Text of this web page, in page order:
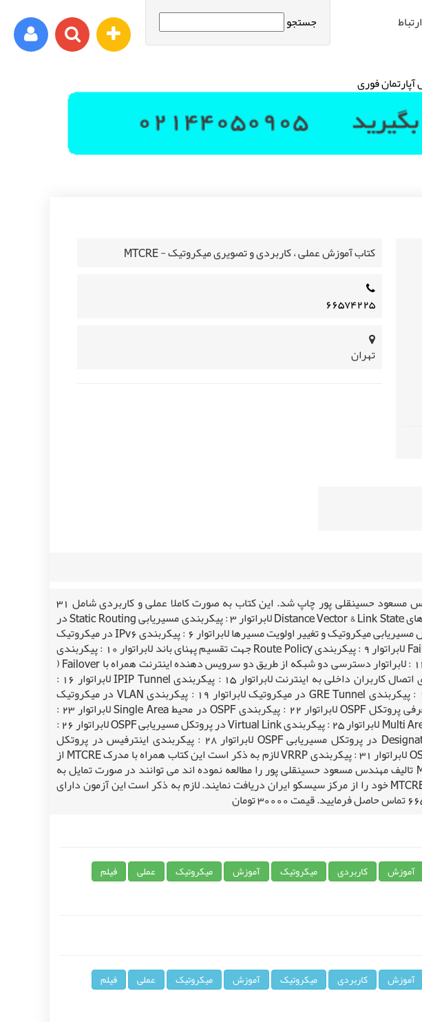
ارتباط
جستجو
برای مثال : xyz@yahoo.com
ثبت نامفراموشی رمز عبورکتاب آموزش عملی ، کاربردی و تصویری میکروتیک - MTCRE
۶۶۵۷۴۲۲۵
تهران
کتاب آموزش عملی ، کاربردی و تصویری میکروتیک MTCRE به زبان ساده به صورت LAB تالیف مهندس مسعود حسینقلی پور چاپ شد. این کتاب به صورت کاملا عملی و کاربردی شامل 31
لابراتوار به شرح زیر تالیف شده است : لابراتوار 1 : مسیریابی در میکروتیک لابراتوار 2 : معرفی پروتکل های Distance Vector & Link State لابراتوار 3 : پیکربندی مسیریابی Static Routing در
میکروتیک لابراتوار 4 : پیکربندی مسیریابی Default Route در میکروتیک روتر لابراتوار 5 : بررسی جدول مسیریابی میکروتیک و تغییر اولویت مسیرها لابراتوار 6 : پیکربندی IPv6 در میکروتیک
لابراتوار 7 : پیکربندی Route Policy در میکروتیک لابراتوار 8 : پیکربندی Route Policy همراه با Failover لابراتوار 9 : پیکربندی Route Policy جهت تقسیم پهنای باند لابراتوار 10 : پیکربندی
مسیریابی ECMP لابراتوار 11 : پیکربندی مسیریابی بسته های یک شبکه از دو مسیر اینترنت لابراتوار 12 : لابراتوار دسترسی دو شبکه از طریق دو سرویس دهنده اینترنت همراه با Failover (
تحمل خطا) لابراتوار 13 : درباره VPN و مقایسه انواع VPN لابراتوار 14 : پیکربندی L2TP Server برای اتصال کاربران داخلی به اینترنت لابراتوار 15 : پیکربندی IPIP Tunnel لابراتوار 16 :
پیکربندی EOIP Tunnel لابراتوار 17 : پیکربندی PPTP VPN Site-to-Site در میکروتیک لابراتوار 18 : پیکربندی GRE Tunnel در میکروتیک لابراتوار 19 : پیکربندی VLAN در میکروتیک
لابراتوار 20 : پیکربندی مسیریابی با استفاده از پروتکل RIP در میکروتیک لابراتوار 21 : شناخت و معرفی پروتکل OSPF لابراتوار 22 : پیکربندی OSPF در محیط Single Area لابراتوار 23 :
پیکربندی پروتکل مسیریابی OSPF در محیط Command Line لابراتوار 24 : پیکربندی OSPF در محیط Multi Area لابراتوار 25 : پیکربندی Virtual Link در پروتکل مسیریابی OSPF لابراتوار 26 :
پیکربندی Route Redistribution در پروتکل مسیریابی OSPF لابراتوار 27 : پیکربندی Designated Router در پروتکل مسیریابی OSPF لابراتوار 28 : پیکربندی اینترفیس در پروتکل
مسیریابی OSPF لابراتوار 29 : OSPF Routing Filters لابراتوار 30 : پیکربندی Area های مختلف در OSPF لابراتوار 31 : پیکربندی VRRP لازم به ذکر است این کتاب همراه با مدرک MTCRE از
موسسه آموزشی سیسکو ایران می باشد. کلیه مخاطبین عزیز که کتاب آموزش عملی و کاربردی MTCRE تالیف مهندس مسعود حسینقلی پور را مطالعه نموده اند می توانند در صورت تمایل به
دریافت مدرک معتبر میکروتیک MTCRE ( داخلی ) در آزمون مربوطه شرکت و در صورت قبولی مدرک MTCRE خود را از مرکز سیسکو ایران دریافت نمایند. لازم به ذکر است این آزمون دارای
آموزش کاربردی میکروتیک آموزش میکروتیک عملی
فیلم
آموزش کاربردی میکروتیک آموزش میکروتیک عملی
فیلم